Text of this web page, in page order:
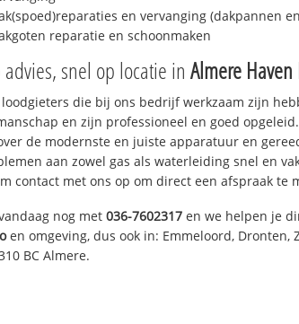
en vervanging (dakpannen
reparatie en schoonmaken
advies, snel op locatie in Almere
die bij ons bedrijf werkzaam zijn
en zijn professioneel en goed
de modernste en juiste apparatuur en
aan zowel gas als waterleiding snel en
contact met ons op om direct een afspraak te
nog met 036-7602317 en we helpen je
en omgeving, dus ook in: Emmeloord, Dronten,
BC Almere.